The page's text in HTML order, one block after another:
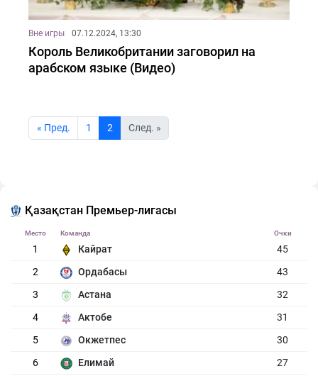
Вне игры 07.12.2024, 13:30
Король Великобритании заговорил на
арабском языке (Видео)
« Пред. 1 2 Cлед. »
Қазақстан Премьер-лигасы
Место Команда Очки
1 Кайрат
45
2
Ордабасы
43
3
Астана
32
4
Актобе
31
5
Окжетпес
30
6
Елимай
27